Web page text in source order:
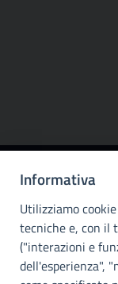
Città
INFO E CONTATTI
Informativa
Utilizziamo
tecniche e, con il
("interazioni e
dell'esperienza",